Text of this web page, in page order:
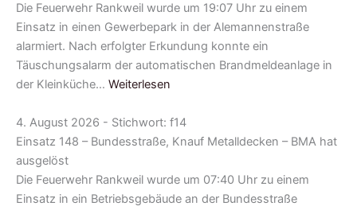
Die Feuerwehr Rankweil wurde um 19:07 Uhr zu einem
Einsatz in einen Gewerbepark in der Alemannenstraße
alarmiert. Nach erfolgter Erkundung konnte ein
Täuschungsalarm der automatischen Brandmeldeanlage in
der Kleinküche… Weiterlesen
4. August 2026 - Stichwort: f14
Einsatz 148 – Bundesstraße, Knauf Metalldecken – BMA hat
ausgelöst
Die Feuerwehr Rankweil wurde um 07:40 Uhr zu einem
Einsatz in ein Betriebsgebäude an der Bundesstraße